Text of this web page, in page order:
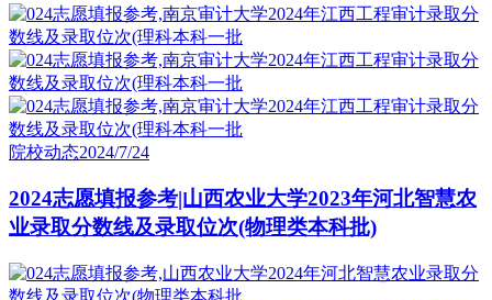
院校动态2024/7/24
2024志愿填报参考|山西农业大学2023年河北智慧农
业录取分数线及录取位次(物理类本科批)